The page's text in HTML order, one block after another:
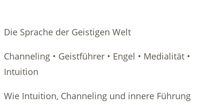
Die Sprache der Geistigen Welt
Channeling • Geistführer • Engel • Medialität •
Intuition
Wie Intuition, Channeling und innere Führung